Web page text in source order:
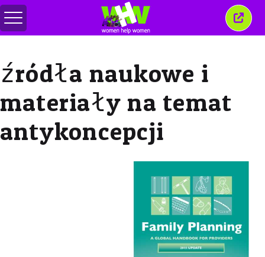
Przełącz
menu
to
źródła naukowe i
materiały na temat
antykoncepcji